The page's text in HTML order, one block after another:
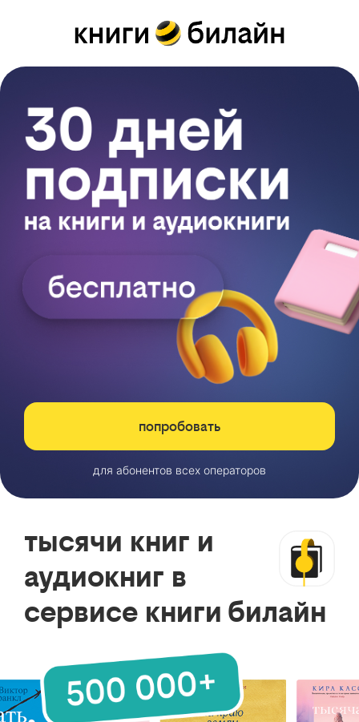
попробовать
для абонентов всех операторов
тысячи книг и
аудиокниг в
сервисе книги билайн